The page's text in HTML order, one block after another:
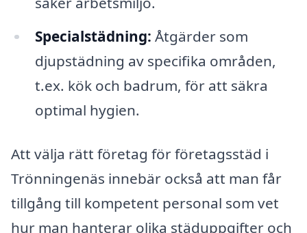
Specialstädning: Åtgärder som
djupstädning av specifika områden,
t.ex. kök och badrum, för att säkra
optimal hygien.
Att välja rätt företag för företagsstäd i
Trönningenäs innebär också att man får
tillgång till kompetent personal som vet
hur man hanterar olika städuppgifter och